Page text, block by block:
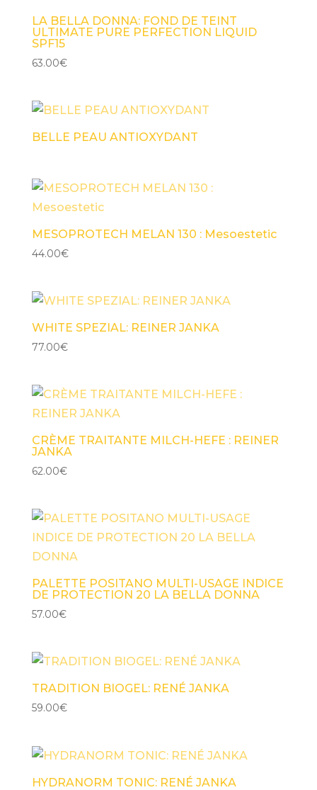
LA BELLA DONNA: FOND DE TEINT
ULTIMATE PURE PERFECTION LIQUID
SPF15
63.00€
BELLE PEAU ANTIOXYDANT
MESOPROTECH MELAN 130 : Mesoestetic
44.00€
WHITE SPEZIAL: REINER JANKA
77.00€
CRÈME TRAITANTE MILCH-HEFE : REINER
JANKA
62.00€
PALETTE POSITANO MULTI-USAGE INDICE
DE PROTECTION 20 LA BELLA DONNA
57.00€
TRADITION BIOGEL: RENÉ JANKA
59.00€
HYDRANORM TONIC: RENÉ JANKA